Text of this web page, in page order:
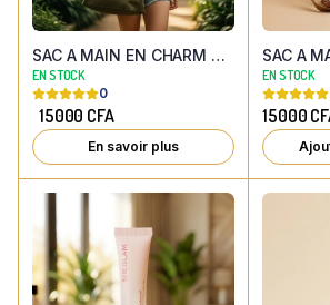
SAC A MAIN EN CHARM NUAGE ( 3 COULEURS AU CHOIX )
EN STOCK
0
15000 CFA
En savoir plus
EN STOCK
15000